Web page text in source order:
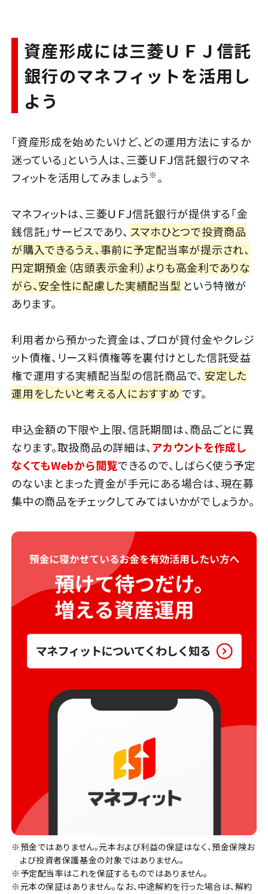
資産形成には三菱ＵＦＪ信託
銀行のマネフィットを活用し
よう
「資産形成を始めたいけど、どの運用方法にするか
迷っている」という人は、三菱ＵＦＪ信託銀行のマネ
フィットを活用してみましょう ※ 。
マネフィットは、三菱ＵＦＪ信託銀行が提供する「金
銭信託」サービスであり、 スマホひとつで投資商品
が購入できるうえ、事前に予定配当率が提示され、
円定期預金（店頭表示金利）よりも高金利でありな
がら、安全性に配慮した実績配当型 という特徴が
あります。
利用者から預かった資金は、プロが貸付金やクレジ
ット債権、リース料債権等を裏付けとした信託受益
権で運用する実績配当型の信託商品で、 安定した
運用をしたいと考える人におすすめです。
申込金額の下限や上限、信託期間は、商品ごとに異
なります。取扱商品の詳細は、アカウントを作成し
なくてもWebから閲覧できるので、しばらく使う予定
のないまとまった資金が手元にある場合は、現在募
集中の商品をチェックしてみてはいかがでしょうか。
※預金ではありません。元本および利益の保証はなく、預金保険お
よび投資者保護基金の対象ではありません。
※予定配当率はこれを保証するものではありません。
※元本の保証はありません。なお、中途解約を行った場合は、解約